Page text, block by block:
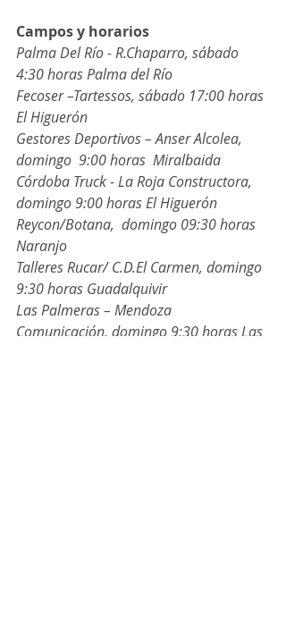
Campos y horarios
Palma Del Río - R.Chaparro, sábado
4:30 horas Palma del Río
Fecoser –Tartessos, sábado 17:00 horas
El Higuerón
Gestores Deportivos – Anser Alcolea,
domingo  9:00 horas  Miralbaida
Córdoba Truck - La Roja Constructora,
domingo 9:00 horas El Higuerón
Reycon/Botana,  domingo 09:30 horas
Naranjo
Talleres Rucar/ C.D.El Carmen, domingo
9:30 horas Guadalquivir
Las Palmeras – Mendoza
Comunicación, domingo 9:30 horas Las